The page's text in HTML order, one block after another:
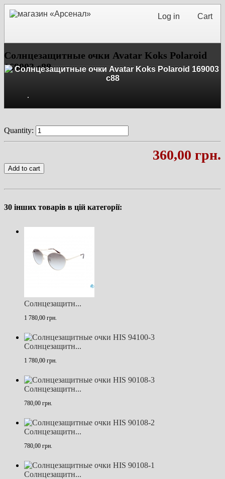
Cart
Log in
Cолнцезащитные очки Avatar Koks Polaroid
169003 c88
Quantity:
360,00 грн.
Add to cart
30 інших товарів в цій категорії:
Солнцезащитн...
1 780,00 грн.
Солнцезащитн...
1 780,00 грн.
Солнцезащитн...
780,00 грн.
Солнцезащитн...
780,00 грн.
Солнцезащитн...